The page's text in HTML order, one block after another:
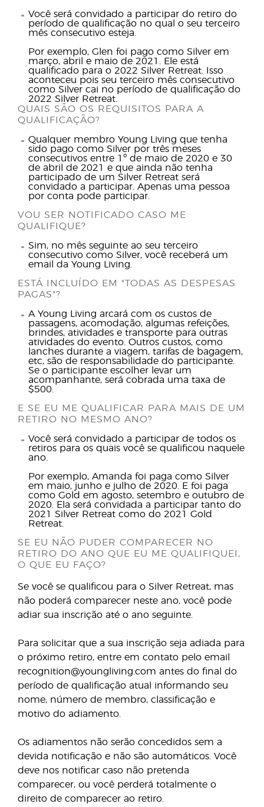
Você será convidado a participar do retiro do
período de qualificação no qual o seu terceiro
mês consecutivo esteja.
Por exemplo, Glen foi pago como Silver em
março, abril e maio de 2021. Ele está
qualificado para o 2022 Silver Retreat. Isso
aconteceu pois seu terceiro mês consecutivo
como Silver cai no período de qualificação do
2022 Silver Retreat.
QUAIS SÃO OS REQUISITOS PARA A
QUALIFICAÇÃO?
Qualquer membro Young Living que tenha
sido pago como Silver por três meses
consecutivos entre 1º de maio de 2020 e 30
de abril de 2021 e que ainda não tenha
participado de um Silver Retreat será
convidado a participar. Apenas uma pessoa
por conta pode participar.
VOU SER NOTIFICADO CASO ME
QUALIFIQUE?
Sim, no mês seguinte ao seu terceiro
consecutivo como Silver, você receberá um
email da Young Living.
ESTÁ INCLUÍDO EM "TODAS AS DESPESAS
PAGAS"?
A Young Living arcará com os custos de
passagens, acomodação, algumas refeições,
brindes, atividades e transporte para outras
atividades do evento. Outros custos, como
lanches durante a viagem, tarifas de bagagem,
etc, são de responsabilidade do participante.
Se o participante escolher levar um
acompanhante, será cobrada uma taxa de
$500.
E SE EU ME QUALIFICAR PARA MAIS DE UM
RETIRO NO MESMO ANO?
Você será convidado a participar de todos os
retiros para os quais você se qualificou naquele
ano.
Por exemplo, Amanda foi paga como Silver
em maio, junho e julho de 2020. E foi paga
como Gold em agosto, setembro e outubro de
2020. Ela será convidada a participar tanto do
2021 Silver Retreat como do 2021 Gold
Retreat.
SE EU NÃO PUDER COMPARECER NO
RETIRO DO ANO QUE EU ME QUALIFIQUEI,
O QUE EU FAÇO?
Se você se qualificou para o Silver Retreat, mas
não poderá comparecer neste ano, você pode
adiar sua inscrição até o ano seguinte.
Para solicitar que a sua inscrição seja adiada para
o próximo retiro, entre em contato pelo email
recognition@youngliving.com antes do final do
período de qualificação atual informando seu
nome, número de membro, classificação e
motivo do adiamento.
Os adiamentos não serão concedidos sem a
devida notificação e não são automáticos. Você
deve nos notificar caso não pretenda
comparecer, ou você perderá totalmente o
direito de comparecer ao retiro.